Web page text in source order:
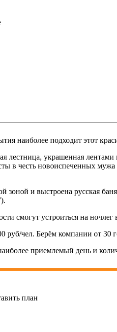
наиболее подходит этот
лестница, украшенная
в честь новоиспеченных
зоной и выстроена русская
смогут устроиться на ночлег
руб/чел. Берём компании от 30
приемлемый день и
план